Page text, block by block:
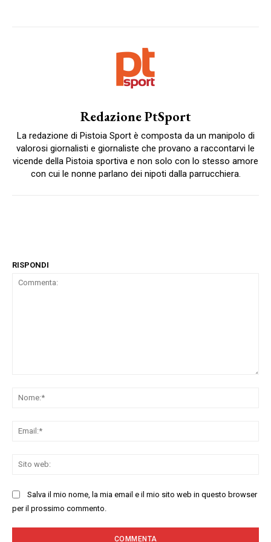
Redazione PtSport
La redazione di Pistoia Sport è composta da un manipolo di
valorosi giornalisti e giornaliste che provano a raccontarvi le
vicende della Pistoia sportiva e non solo con lo stesso amore
con cui le nonne parlano dei nipoti dalla parrucchiera.
RISPONDI
Salva il mio nome, la mia email e il mio sito web in questo browser
per il prossimo commento.